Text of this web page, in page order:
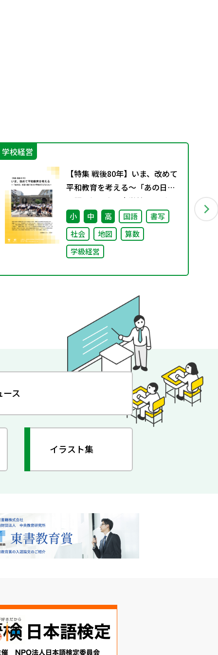
学校経営
【特集 戦後80年】いま、改めて
平和教育を考える〜「あの日」
を語り継ぐ本川小学校の子ども
たち〜
小 中 高 国語
書写
社会
地図
算数
学級経営
ース
イラスト集